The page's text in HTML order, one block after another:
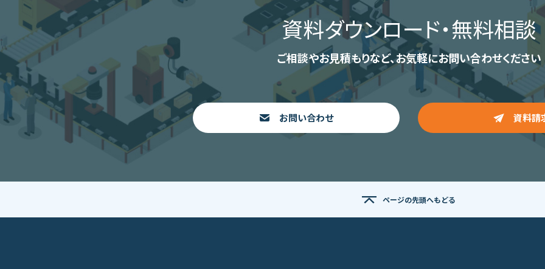
資料ダウンロード・無料相談
ご相談やお見積もりなど、お気軽にお問い合わせください
お問い合わせ 資料請
ページの先頭へもどる